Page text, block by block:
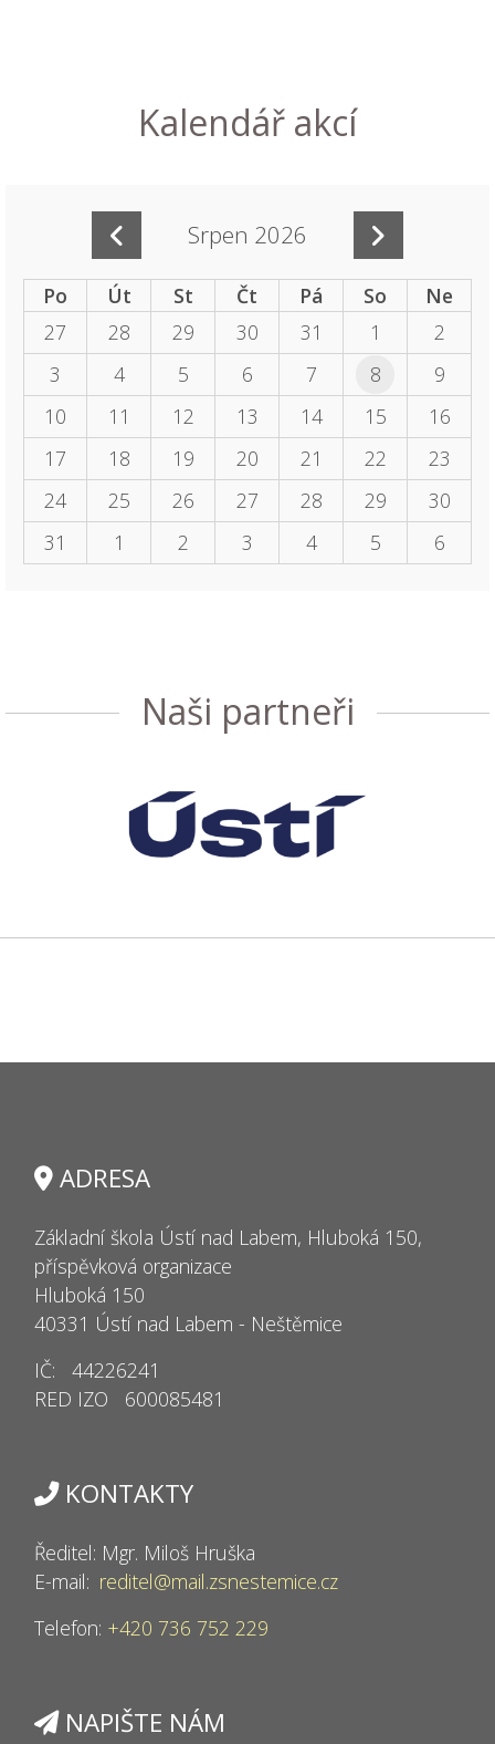
Kalendář akcí
Srpen 2026
Po Út St Čt Pá So
Ne
27
28 29 30 31 1
2
3
4 5 6 7 8
9
10
11 12 13 14 15
16
17
18 19 20 21 22
23
24
25 26 27 28 29
30
31
1 2 3 4 5 6
Naši partneři
ADRESA
Základní škola Ústí nad Labem, Hluboká 150,
příspěvková organizace
Hluboká 150
40331 Ústí nad Labem - Neštěmice
IČ: 44226241
RED IZO 600085481
KONTAKTY
Ředitel: Mgr. Miloš Hruška
E-mail: reditel@mail.zsnestemice.cz
Telefon: +420 736 752 229
NAPIŠTE NÁM